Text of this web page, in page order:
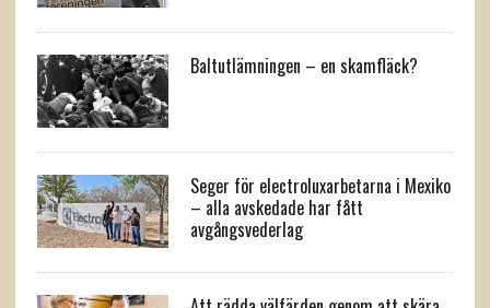
Baltutlämningen – en skamfläck?
Seger för electroluxarbetarna i Mexiko
– alla avskedade har fått
avgångsvederlag